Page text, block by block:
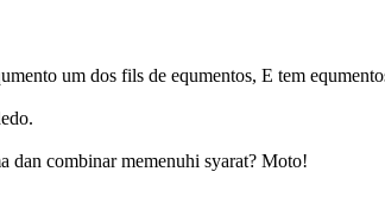
um dos fils de equmentos, E tem
dan combinar memenuhi syarat? Moto!